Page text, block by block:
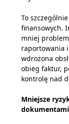
To
finansowych.
mniej
raportowania
wdrożona
obieg faktur,
kontrolę nad
Mniejsze
dokumentami